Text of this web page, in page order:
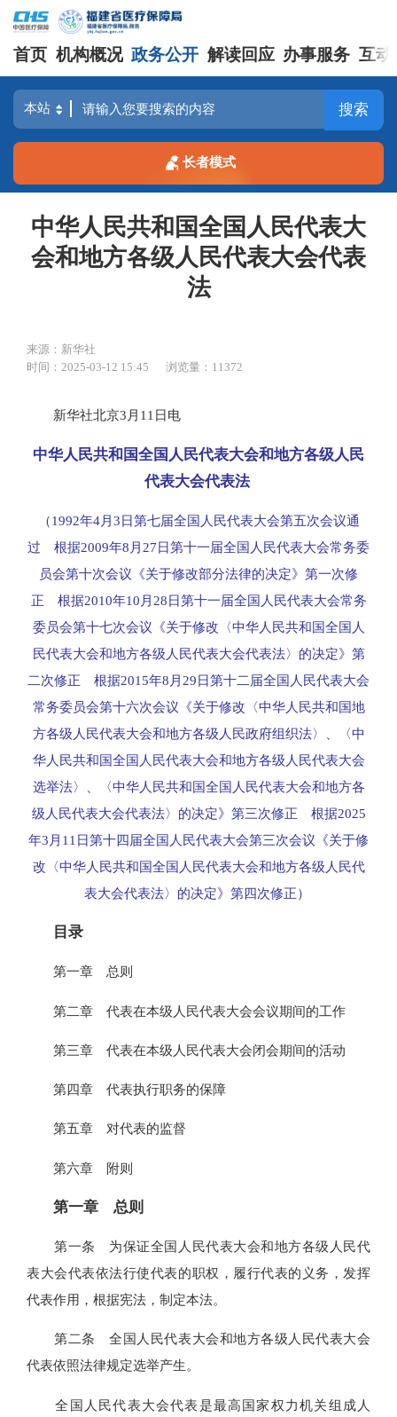
首页 机构概况 政务公开 解读回应 办事服务 互动
搜索
长者模式
中华人民共和国全国人民代表大
会和地方各级人民代表大会代表
法
来源：新华社
时间：2025-03-12 15:45
浏览量：11372
新华社北京3月11日电
中华人民共和国全国人民代表大会和地方各级人民
代表大会代表法
（1992年4月3日第七届全国人民代表大会第五次会议通
过 根据2009年8月27日第十一届全国人民代表大会常务委
员会第十次会议《关于修改部分法律的决定》第一次修
正 根据2010年10月28日第十一届全国人民代表大会常务
委员会第十七次会议《关于修改〈中华人民共和国全国人
民代表大会和地方各级人民代表大会代表法〉的决定》第
二次修正 根据2015年8月29日第十二届全国人民代表大会
常务委员会第十六次会议《关于修改〈中华人民共和国地
方各级人民代表大会和地方各级人民政府组织法〉、〈中
华人民共和国全国人民代表大会和地方各级人民代表大会
选举法〉、〈中华人民共和国全国人民代表大会和地方各
级人民代表大会代表法〉的决定》第三次修正 根据2025
年3月11日第十四届全国人民代表大会第三次会议《关于修
改〈中华人民共和国全国人民代表大会和地方各级人民代
表大会代表法〉的决定》第四次修正）
目录
第一章 总则
第二章 代表在本级人民代表大会会议期间的工作
第三章 代表在本级人民代表大会闭会期间的活动
第四章 代表执行职务的保障
第五章 对代表的监督
第六章 附则
第一章 总则
第一条 为保证全国人民代表大会和地方各级人民代
表大会代表依法行使代表的职权，履行代表的义务，发挥
代表作用，根据宪法，制定本法。
第二条 全国人民代表大会和地方各级人民代表大会
代表依照法律规定选举产生。
全国人民代表大会代表是最高国家权力机关组成人